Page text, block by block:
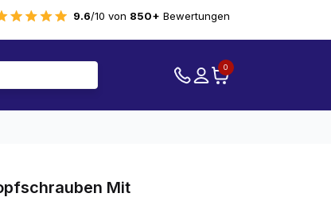
9.6/10 von 850+ Bewertungen
0
Mit